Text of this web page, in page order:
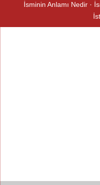
İsminin Anlamı Nedir ·